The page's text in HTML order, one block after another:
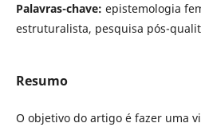
Palavras-chave: epistemologia
estruturalista, pesquisa pós-
Resumo
O objetivo do artigo é fazer uma